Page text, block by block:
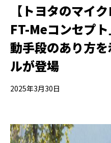
【トヨタのマイ
FT-Meコンセプ
動手段のあり方
ルが登場
2025年3月30日